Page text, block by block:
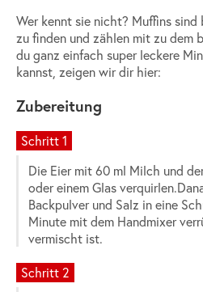
Wer kennt sie nicht? Muffins
zu finden und zählen mit zu dem
du ganz einfach super leckere
kannst, zeigen wir dir hier:
Zubereitung
Schritt 1
Die Eier mit 60 ml Milch und
oder einem Glas
Backpulver und Salz in eine
Minute mit dem Handmixer
vermischt ist.
Schritt 2